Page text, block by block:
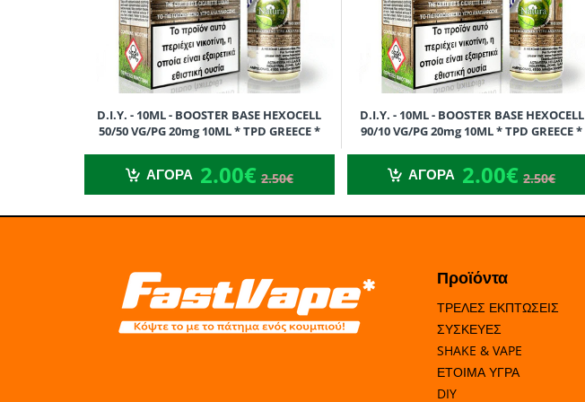
D.I.Y. - 10ML - BOOSTER BASE HEXOCELL
50/50 VG/PG 20mg 10ML * TPD GREECE *
2.00€ 2.50€
ΑΓΟΡΑ 2.00€ 2.50€
D.I.Y. - 10ML - BOOSTER BASE HEXOCELL
90/10 VG/PG 20mg 10ML * TPD GREECE *
2.00€ 2.50€
ΑΓΟΡΑ 2.00€ 2.50€
Προϊόντα
ΤΡΕΛΕΣ ΕΚΠΤΩΣΕΙΣ
ΣΥΣΚΕΥΕΣ
SHAKE & VAPE
ΕΤΟΙΜΑ ΥΓΡΑ
DIY